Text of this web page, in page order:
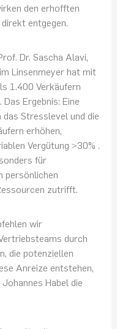
den erhofften
entgegen.
Dr. Sascha Alavi,
Linsenmeyer hat mit
1.400 Verkäufern
Ergebnis: Eine
Stresslevel und die
erhöhen,
Vergütung >30% .
für
persönlichen
zutrifft.
wir
durch
die potenziellen
Anreize entstehen,
Habel die